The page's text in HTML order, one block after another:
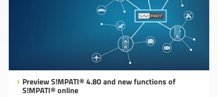
Preview S!MPATI® 4.80 and new functions of
S!MPATI® online